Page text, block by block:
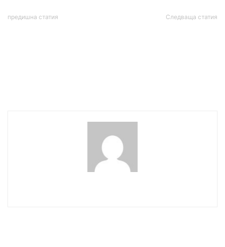
предишна статия Следваща статия